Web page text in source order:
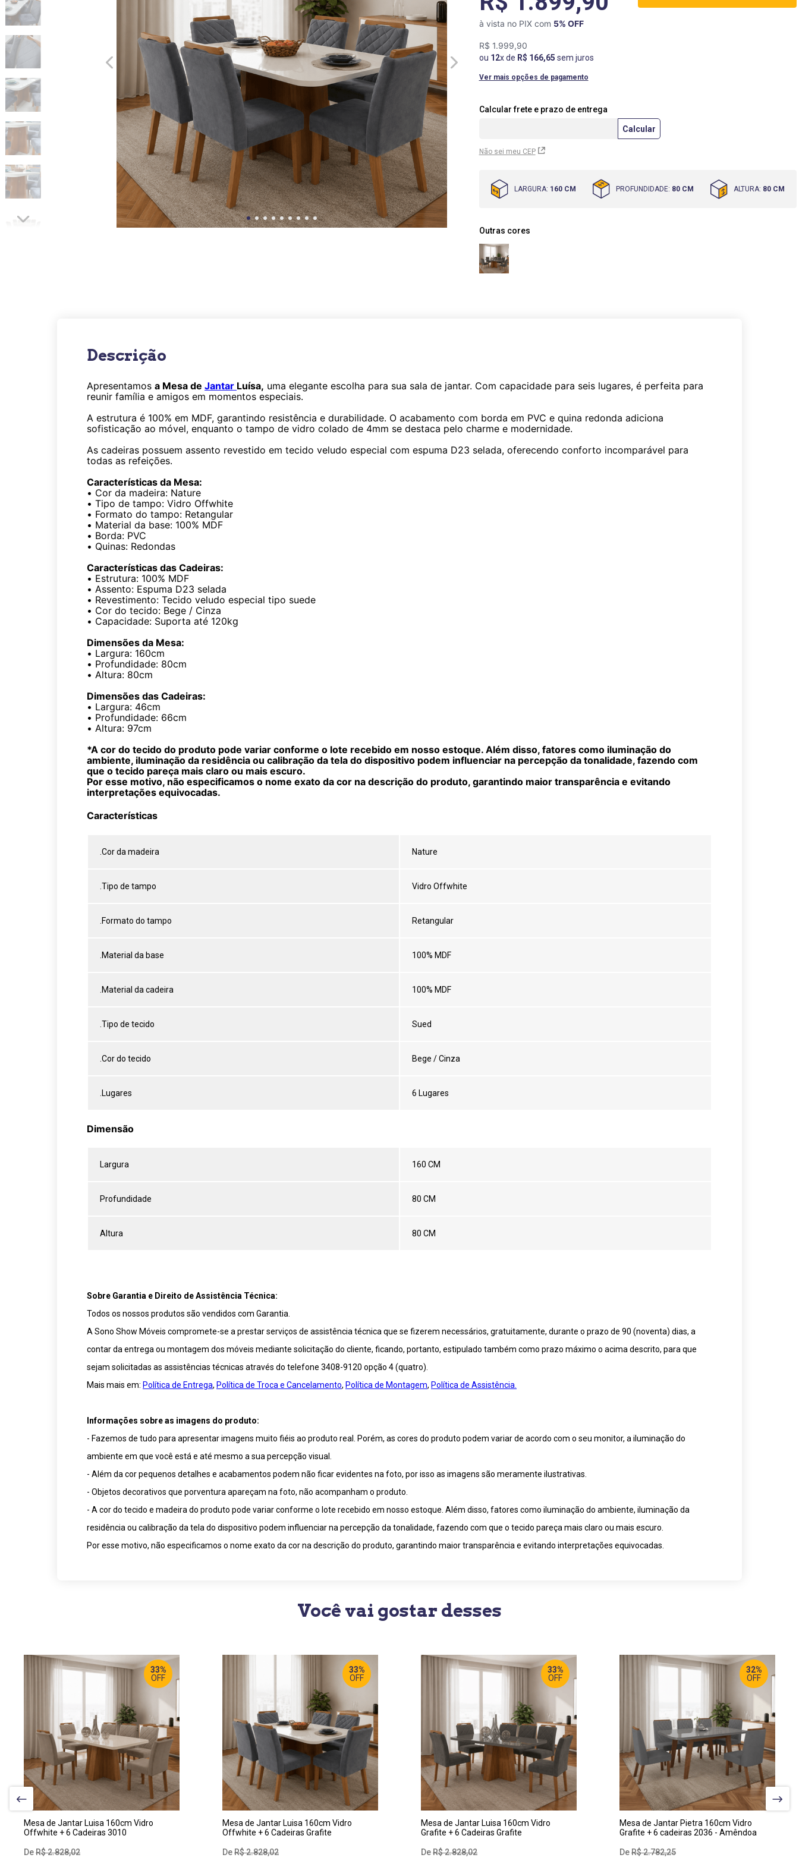
à vista no PIX com 5% OFF
R$ 1.999,90
ou 12x de R$ 166,65 sem juros
Ver mais opções de pagamento
Não sei meu CEP
LARGURA: 160 CM PROFUNDIDADE: 80 CM ALTURA: 80 CM
Outras cores
Descrição
Apresentamos a Mesa de Jantar Luísa, uma elegante escolha para sua sala de jantar. Com capacidade para seis lugares, é perfeita para
reunir família e amigos em momentos especiais.
A estrutura é 100% em MDF, garantindo resistência e durabilidade. O acabamento com borda em PVC e quina redonda adiciona
sofisticação ao móvel, enquanto o tampo de vidro colado de 4mm se destaca pelo charme e modernidade.
As cadeiras possuem assento revestido em tecido veludo especial com espuma D23 selada, oferecendo conforto incomparável para
todas as refeições.
Características da Mesa:
• Cor da madeira: Nature
• Tipo de tampo: Vidro Offwhite
• Formato do tampo: Retangular
• Material da base: 100% MDF
• Borda: PVC
• Quinas: Redondas
Características das Cadeiras:
• Estrutura: 100% MDF
• Assento: Espuma D23 selada
• Revestimento: Tecido veludo especial tipo suede
• Cor do tecido: Bege / Cinza
• Capacidade: Suporta até 120kg
Dimensões da Mesa:
• Largura: 160cm
• Profundidade: 80cm
• Altura: 80cm
Dimensões das Cadeiras:
• Largura: 46cm
• Profundidade: 66cm
• Altura: 97cm
*A cor do tecido do produto pode variar conforme o lote recebido em nosso estoque. Além disso, fatores como iluminação do
ambiente, iluminação da residência ou calibração da tela do dispositivo podem influenciar na percepção da tonalidade, fazendo com
que o tecido pareça mais claro ou mais escuro.
Por esse motivo, não especificamos o nome exato da cor na descrição do produto, garantindo maior transparência e evitando
interpretações equivocadas.
Características
.Cor da madeira Nature
.Tipo de tampo Vidro Offwhite
.Formato do tampo Retangular
.Material da base 100% MDF
.Material da cadeira 100% MDF
.Tipo de tecido Sued
.Cor do tecido Bege / Cinza
.Lugares 6 Lugares
Dimensão
Largura 160 CM
Profundidade 80 CM
Altura 80 CM
Sobre Garantia e Direito de Assistência Técnica:
Todos os nossos produtos são vendidos com Garantia.
A Sono Show Móveis compromete-se a prestar serviços de assistência técnica que se fizerem necessários, gratuitamente, durante o prazo de 90 (noventa) dias, a
contar da entrega ou montagem dos móveis mediante solicitação do cliente, ficando, portanto, estipulado também como prazo máximo o acima descrito, para que
sejam solicitadas as assistências técnicas através do telefone 3408-9120 opção 4 (quatro).
Mais mais em: Política de Entrega, Política de Troca e Cancelamento, Política de Montagem, Política de Assistência.
Informações sobre as imagens do produto:
- Fazemos de tudo para apresentar imagens muito fiéis ao produto real. Porém, as cores do produto podem variar de acordo com o seu monitor, a iluminação do
ambiente em que você está e até mesmo a sua percepção visual.
- Além da cor pequenos detalhes e acabamentos podem não ficar evidentes na foto, por isso as imagens são meramente ilustrativas.
- Objetos decorativos que porventura apareçam na foto, não acompanham o produto.
- A cor do tecido e madeira do produto pode variar conforme o lote recebido em nosso estoque. Além disso, fatores como iluminação do ambiente, iluminação da
residência ou calibração da tela do dispositivo podem influenciar na percepção da tonalidade, fazendo com que o tecido pareça mais claro ou mais escuro.
Por esse motivo, não especificamos o nome exato da cor na descrição do produto, garantindo maior transparência e evitando interpretações equivocadas.
Você vai gostar desses
LARGURA
160 CM
PROF
80 CM
80 CM
Mesa de Jantar Luisa 160cm Vidro
Offwhite + 6 Cadeiras 3010
R$2.828,02
33%
OFF
LARGURA:
160 CM
PROF:
80 CM
ALTURA :
80 CM
Mesa de Jantar Luisa 160cm Vidro
Offwhite + 6 Cadeiras Grafite
R$2.828,02
33%
OFF
LARGURA
160 CM
PROF :
80 CM
80 CM
Mesa de Jantar Luisa 160cm Vidro
Grafite + 6 Cadeiras Grafite
R$2.828,02
33%
OFF
LARGURA:
160 CM
PROF
80 CM
ALTURA
80 CM
Mesa de Jantar Pietra 160cm Vidro
Grafite + 6 cadeiras 2036 - Amêndoa
R$2.782,25
32%
OFF